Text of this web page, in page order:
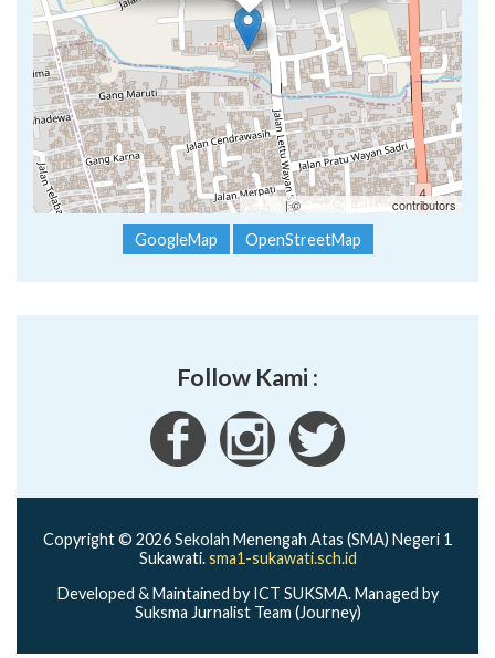
Leaflet | ©OpenStreetMap contributors
GoogleMap OpenStreetMap
Follow Kami :
Copyright © 2026 Sekolah Menengah Atas (SMA) Negeri 1
Sukawati.sma1-sukawati.sch.id
Developed & Maintained by ICT SUKSMA. Managed by
Suksma Jurnalist Team (Journey)